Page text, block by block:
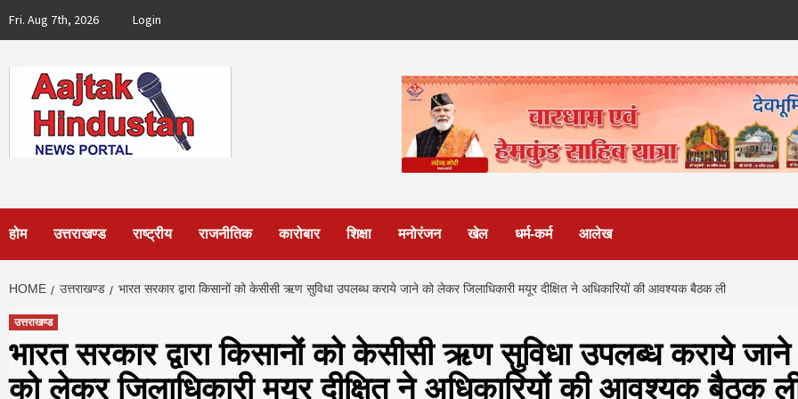
Fri. Aug 7th, 2026 Login
होम उत्तराखण्ड राष्ट्रीय राजनीतिक कारोबार शिक्षा मनोरंजन खेल धर्म-कर्म आलेख
HOME उत्तराखण्ड भारत सरकार द्वारा किसानों को केसीसी ऋण सुविधा उपलब्ध कराये जाने को लेकर जिलाधिकारी मयूर दीक्षित ने अधिकारियों की आवश्यक बैठक ली
उत्तराखण्ड
भारत सरकार द्वारा किसानों को केसीसी ऋण सुविधा उपलब्ध कराये जाने
को लेकर जिलाधिकारी मयूर दीक्षित ने अधिकारियों की आवश्यक बैठक